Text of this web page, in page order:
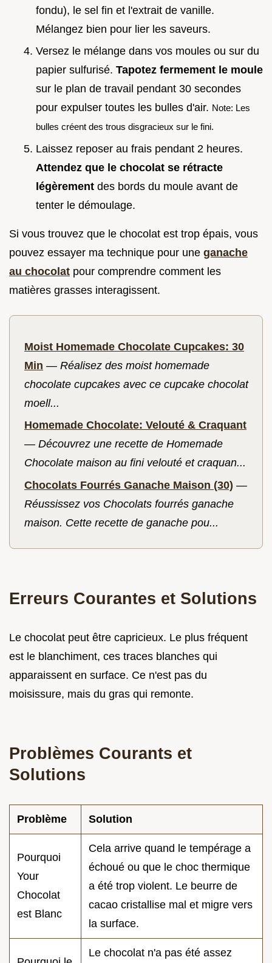
fondu), le sel fin et l'extrait de vanille.
Mélangez bien pour lier les saveurs.
Versez le mélange dans vos moules ou sur du
papier sulfurisé. Tapotez fermement le moule
sur le plan de travail pendant 30 secondes
pour expulser toutes les bulles d'air. Note: Les
bulles créent des trous disgracieux sur le fini.
Laissez reposer au frais pendant 2 heures.
Attendez que le chocolat se rétracte
légèrement des bords du moule avant de
tenter le démoulage.
Si vous trouvez que le chocolat est trop épais, vous
pouvez essayer ma technique pour une ganache
au chocolat pour comprendre comment les
matières grasses interagissent.
Moist Homemade Chocolate Cupcakes: 30
Min — Réalisez des moist homemade
chocolate cupcakes avec ce cupcake chocolat
moell...
Homemade Chocolate: Velouté & Craquant
— Découvrez une recette de Homemade
Chocolate maison au fini velouté et craquan...
Chocolats Fourrés Ganache Maison (30) —
Réussissez vos Chocolats fourrés ganache
maison. Cette recette de ganache pou...
Erreurs Courantes et Solutions
Le chocolat peut être capricieux. Le plus fréquent
est le blanchiment, ces traces blanches qui
apparaissent en surface. Ce n'est pas du
moisissure, mais du gras qui remonte.
Problèmes Courants et
Solutions
Problème Solution
Pourquoi
Your
Chocolat
est Blanc
Cela arrive quand le tempérage a
échoué ou que le choc thermique
a été trop violent. Le beurre de
cacao cristallise mal et migre vers
la surface.
Le chocolat n'a pas été assez